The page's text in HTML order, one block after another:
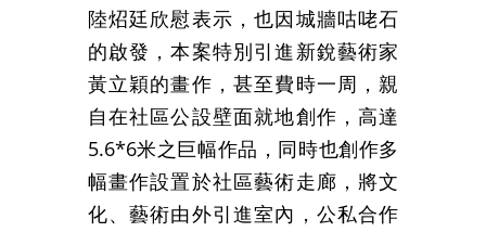
陸炤廷欣慰表示，也因城牆咕咾石
的啟發，本案特別引進新銳藝術家
黃立穎的畫作，甚至費時一周，親
自在社區公設壁面就地創作，高達
5.6*6米之巨幅作品，同時也創作多
幅畫作設置於社區藝術走廊，將文
化、藝術由外引進室內，公私合作